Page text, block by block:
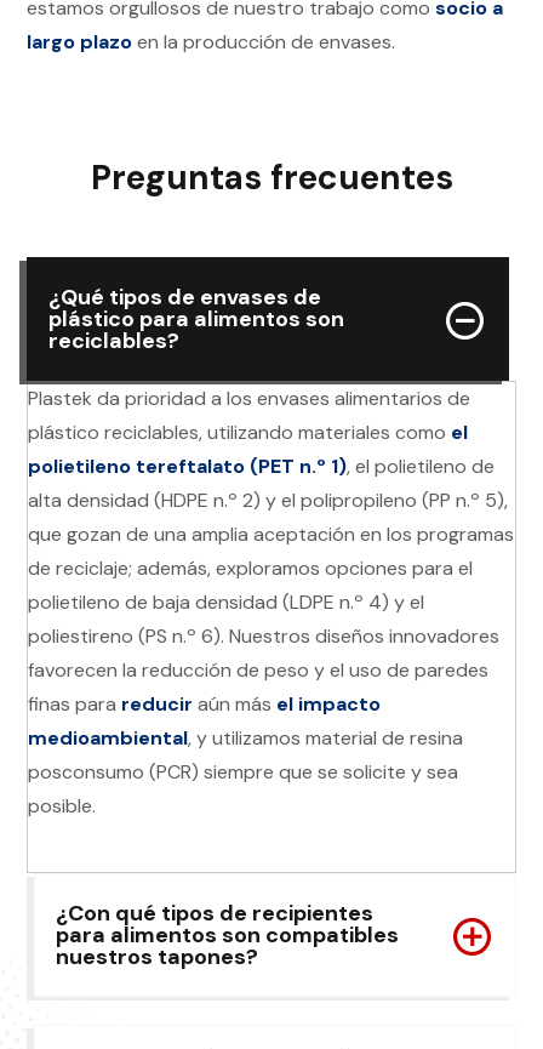
estamos orgullosos de nuestro trabajo como socio a
largo plazoen la producción de envases.
Preguntas frecuentes
¿Qué tipos de envases de
plástico para alimentos son
reciclables?
Plastek da prioridad a los envases alimentarios de
plástico reciclables, utilizando materiales como el
polietileno tereftalato (PET n.º 1), el polietileno de
alta densidad (HDPE n.º 2) y el polipropileno (PP n.º 5),
que gozan de una amplia aceptación en los programas
de reciclaje; además, exploramos opciones para el
polietileno de baja densidad (LDPE n.º 4) y el
poliestireno (PS n.º 6). Nuestros diseños innovadores
favorecen la reducción de peso y el uso de paredes
finas para reducir aún más el impacto
medioambiental, y utilizamos material de resina
posconsumo (PCR) siempre que se solicite y sea
posible.
¿Con qué tipos de recipientes
para alimentos son compatibles
nuestros tapones?